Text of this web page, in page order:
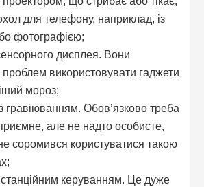
для телефону, наприклад, із
фотографією;
дисплея. Вони
використовувати гаджети
мороз;
гравіюванням. Обов’язково треба
але не надто особисте,
соромився користуватися такою
керуванням. Це дуже